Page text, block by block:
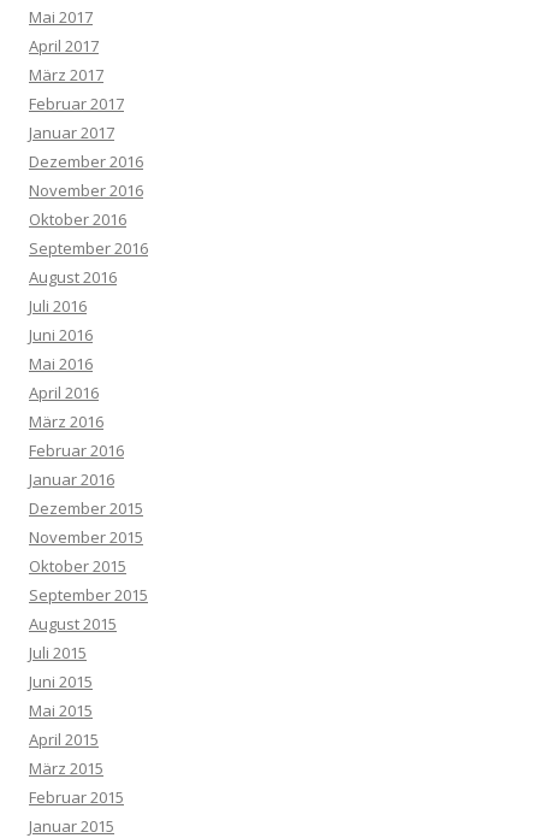
Mai 2017
April 2017
März 2017
Februar 2017
Januar 2017
Dezember 2016
November 2016
Oktober 2016
September 2016
August 2016
Juli 2016
Juni 2016
Mai 2016
April 2016
März 2016
Februar 2016
Januar 2016
Dezember 2015
November 2015
Oktober 2015
September 2015
August 2015
Juli 2015
Juni 2015
Mai 2015
April 2015
März 2015
Februar 2015
Januar 2015